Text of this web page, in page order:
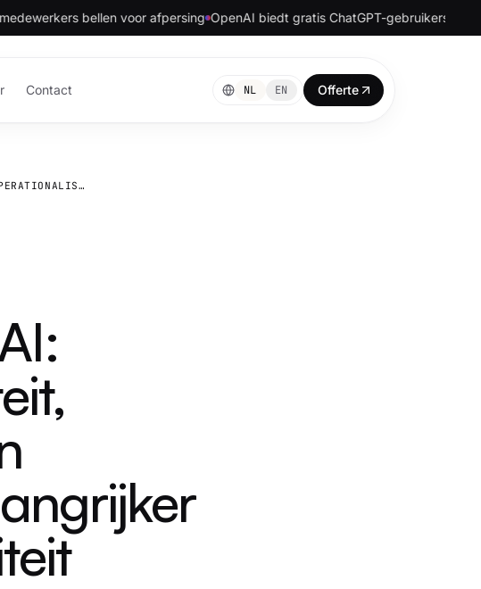
bellen voor afpersing OpenAI biedt gratis ChatGPT-gebruikers
Contact NL EN Offerte
DATASTRATEGIE VOOR AI: WAAROM DATAKWALITEIT, OPERATIONALISEREN EN COMPUTE POWER BELANGRIJKER ZIJN DAN DATAKWANTITEIT